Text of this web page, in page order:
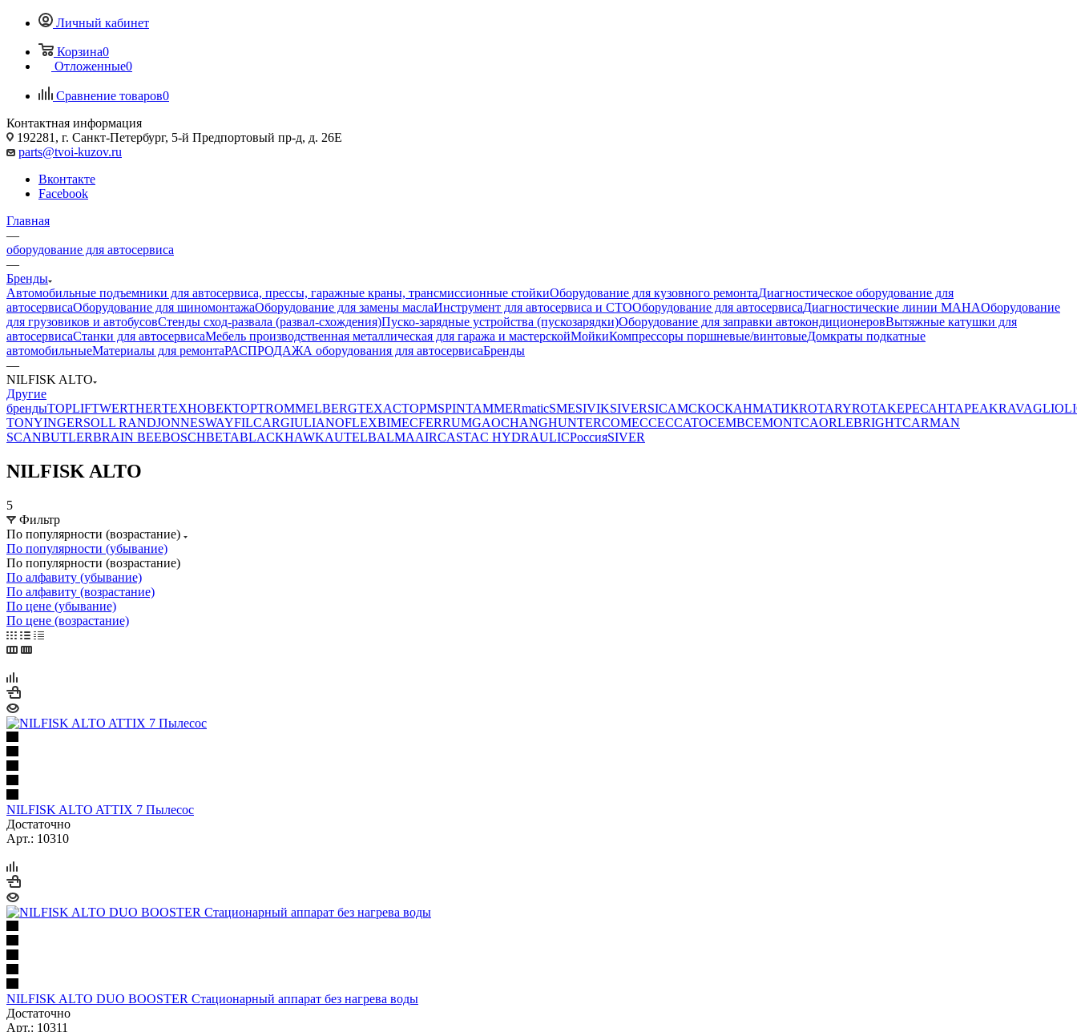
Личный кабинет
Корзина0
Отложенные0
Сравнение товаров0
Контактная информация
192281, г. Санкт-Петербург, 5-й Предпортовый пр-д, д. 26Е
parts@tvoi-kuzov.ru
Вконтакте
Facebook
Главная
—
оборудование для автосервиса
—
Бренды
Автомобильные подъемники для автосервиса, прессы, гаражные краны, трансмиссионные стойкиОборудование для кузовного ремонтаДиагностическое оборудование для
автосервисаОборудование для шиномонтажаОборудование для замены маслаИнструмент для автосервиса и СТООборудование для автосервисаДиагностические линии MAHAОборудование
для грузовиков и автобусовСтенды сход-развала (развал-схождения)Пуско-зарядные устройства (пускозарядки)Оборудование для заправки автокондиционеровВытяжные катушки для
автосервисаСтанки для автосервисаМебель производственная металлическая для гаража и мастерскойМойкиКомпрессоры поршневые/винтовыеДомкраты подкатные
автомобильныеМатериалы для ремонтаРАСПРОДАЖА оборудования для автосервисаБренды
—
NILFISK ALTO
Другие
брендыTOPLIFTWERTHERТЕХНОВЕКТОРTROMMELBERGTEXAСТОРМSPINTAMMERmaticSMESIVIKSIVERSICAMСКОСКАНМАТИКROTARYROTAKEРЕСАНТАPEAKRAVAGLIOLI
TONYINGERSOLL RANDJONNESWAYFILCARGIULIANOFLEXBIMECFERRUMGAOCHANGHUNTERCOMECCECCATOCEMBCEMONTCAORLEBRIGHTCARMAN
SCANBUTLERBRAIN BEEBOSCHBETABLACKHAWKAUTELBALMAAIRCASTAC HYDRAULICРоссияSIVER
NILFISK ALTO
5
Фильтр
По популярности (возрастание)
По популярности (убывание)
По популярности (возрастание)
По алфавиту (убывание)
По алфавиту (возрастание)
По цене (убывание)
По цене (возрастание)
NILFISK ALTO ATTIX 7 Пылесос
Достаточно
Арт.: 10310
NILFISK ALTO DUO BOOSTER Стационарный аппарат без нагрева воды
Достаточно
Арт.: 10311